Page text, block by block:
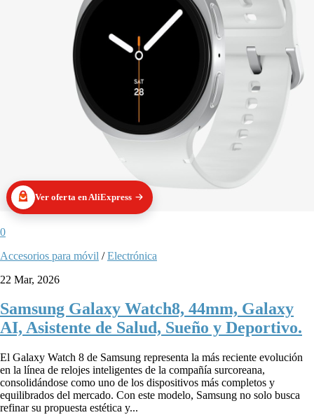
Ver oferta en AliExpress
0
Accesorios para móvil /Electrónica
22 Mar, 2026
Samsung Galaxy Watch8, 44mm, Galaxy
AI, Asistente de Salud, Sueño y Deportivo.
El Galaxy Watch 8 de Samsung representa la más reciente evolución
en la línea de relojes inteligentes de la compañía surcoreana,
consolidándose como uno de los dispositivos más completos y
equilibrados del mercado. Con este modelo, Samsung no solo busca
refinar su propuesta estética y...